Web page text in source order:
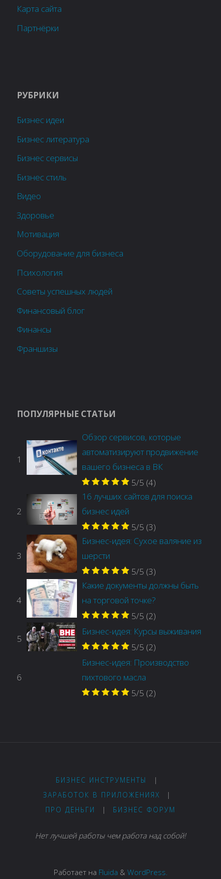
Карта сайта
Партнёрки
РУБРИКИ
Бизнес идеи
Бизнес литература
Бизнес сервисы
Бизнес стиль
Видео
Здоровье
Мотивация
Оборудование для бизнеса
Психология
Советы успешных людей
Финансовый блог
Финансы
Франшизы
ПОПУЛЯРНЫЕ СТАТЬИ
1
Обзор сервисов, которые
автоматизируют продвижение
вашего бизнеса в ВК
5/5 (4)
2
16 лучших сайтов для поиска
бизнес идей
5/5 (3)
3
Бизнес-идея: Сухое валяние из
шерсти
5/5 (3)
4
Какие документы должны быть
на торговой точке?
5/5 (2)
5
Бизнес-идея: Курсы выживания
5/5 (2)
6
Бизнес-идея: Производство
пихтового масла
5/5 (2)
БИЗНЕС ИНСТРУМЕНТЫ
|
ЗАРАБОТОК В ПРИЛОЖЕНИЯХ
|
ПРО ДЕНЬГИ
| БИЗНЕС ФОРУМ
Нет лучшей работы чем работа над собой!
Работает на Fluida & WordPress.